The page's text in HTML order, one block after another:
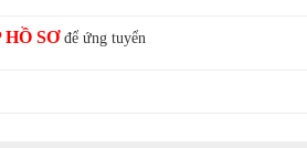
HỒ SƠđể ứng tuyển